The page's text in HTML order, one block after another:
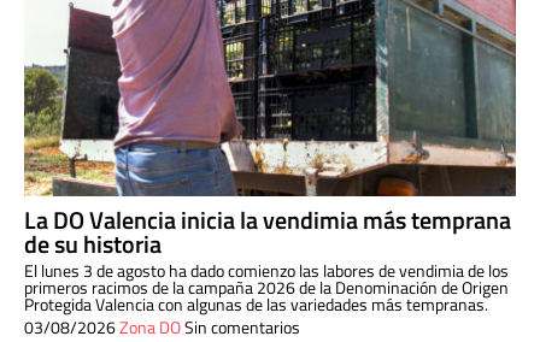
La DO Valencia inicia la vendimia más temprana
de su historia
El lunes 3 de agosto ha dado comienzo las labores de vendimia de los
primeros racimos de la campaña 2026 de la Denominación de Origen
Protegida Valencia con algunas de las variedades más tempranas.
03/08/2026Zona DOSin comentarios